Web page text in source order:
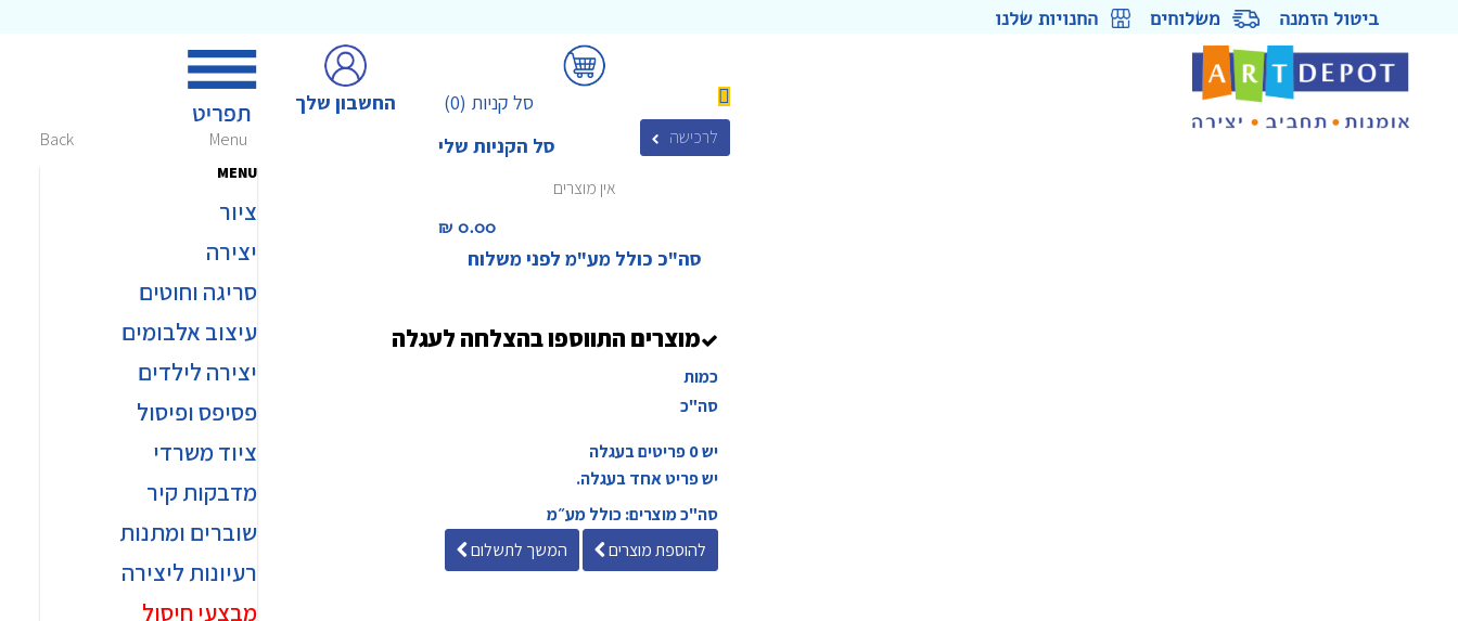
ביטול הזמנה משלוחים החנויות שלנו
Menu
Back
MENU
ציור
יצירה
סריגה וחוטים
עיצוב אלבומים
יצירה לילדים
פסיפס ופיסול
ציוד משרדי
מדבקות קיר
שוברים ומתנות
מבצעי חיסול
רעיונות ליצירה
החשבון שלך (0) סל קניות
סל הקניות שלי
לרכישה
אין מוצרים
0.00 ₪‎
סה"כ כולל מע"מ לפני משלוח
מוצרים התווספו בהצלחה לעגלה
כמות
סה"כ
יש0פריטים בעגלה
יש פריט אחד בעגלה.
סה"כ מוצרים: כולל מע״מ
להוספת מוצרים
המשך לתשלום